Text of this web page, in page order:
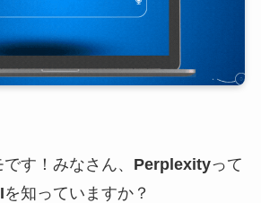
す！みなさん、 Perplexityって
を知っていますか？